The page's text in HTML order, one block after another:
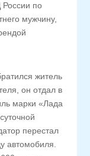
России по
мужчину,
житель
он отдал в
марки «Лада
перестал
автомобиля.